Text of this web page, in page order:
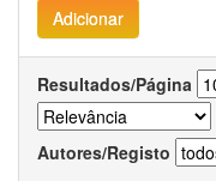
Resultados/Página
Autores/Registo